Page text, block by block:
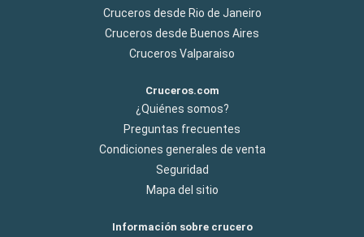
Cruceros desde Rio de Janeiro
Cruceros desde Buenos Aires
Cruceros Valparaiso
Cruceros.com
¿Quiénes somos?
Preguntas frecuentes
Condiciones generales de venta
Seguridad
Mapa del sitio
Información sobre crucero